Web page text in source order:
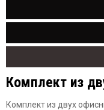
Комплект из
Комплект из двух